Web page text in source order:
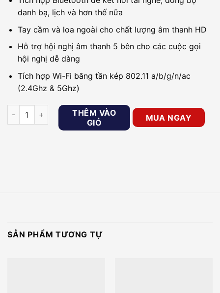
danh bạ, lịch và hơn thế nữa
Tay cầm và loa ngoài cho chất lượng âm thanh HD
Hỗ trợ hội nghị âm thanh 5 bên cho các cuộc gọi
hội nghị dễ dàng
Tích hợp Wi-Fi băng tần kép 802.11 a/b/g/n/ac
(2.4Ghz & 5Ghz)
Điện thoại IP Grandstream GRP2634 số lượng
THÊM VÀO
GIỎ
MUA NGAY
SẢN PHẨM TƯƠNG TỰ